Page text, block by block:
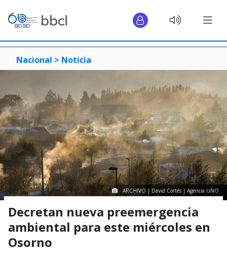
Nacional > Noticia
ARCHIVO | David Cortés | Agencia UNO
Decretan nueva preemergencia
ambiental para este miércoles en
Osorno